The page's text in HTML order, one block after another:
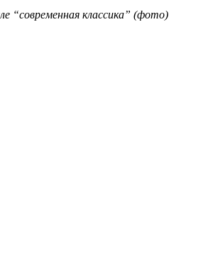
“современная классика” (фото)